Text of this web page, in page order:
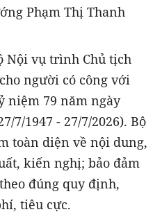
Phạm Thị Thanh
Nội vụ trình Chủ tịch
người có công với
niệm 79 năm ngày
7/1947 - 27/7/2026). Bộ
toàn diện về nội dung,
kiến nghị; bảo đảm
đúng quy định,
tiêu cực.